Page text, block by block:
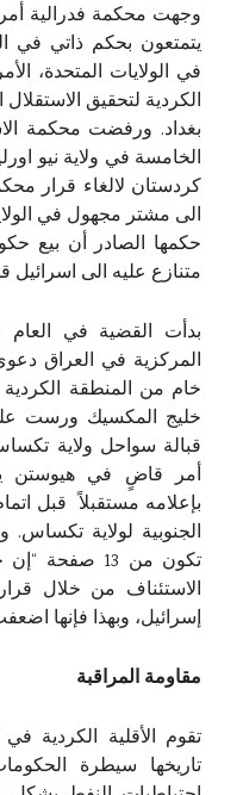
وجهت محكمة فدرالية
يتمتعون بحكم ذاتي في
في الولايات المتحدة،
الكردية لتحقيق
بغداد. ورفضت محكمة
الخامسة في ولاية نيو
كردستان لالغاء قرار
الى مشتر مجهول في
حكمها الصادر أن بيع
متنازع عليه الى
بدأت القضية في
المركزية في العراق
خام من المنطقة
قبالة سواحل ولاية
أمر قاضٍ في هيوستن
بإعلامه مستقبلاً قبل
الجنوبية لولاية
تكون من 13
الاستئناف من خلال
إسرائيل، وبهذا فإنها
مقاومة المراقبة
تقوم الأقلية الكردية
تاريخها سيطرة